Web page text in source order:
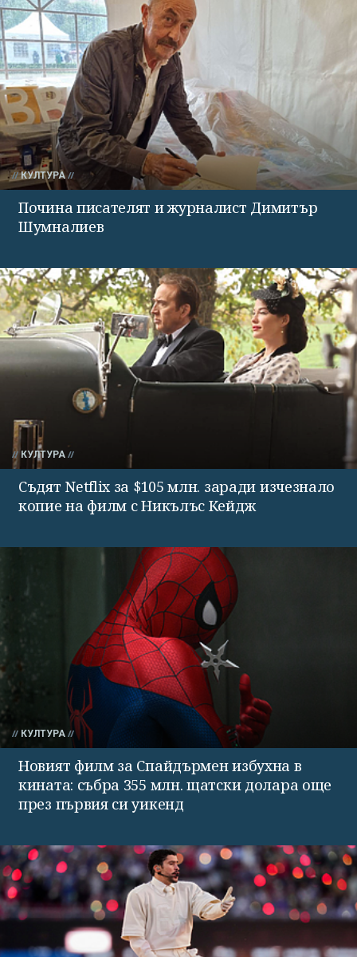
КУЛТУРА
Почина писателят и журналист Димитър
Шумналиев
КУЛТУРА
Съдят Netflix за $105 млн. заради изчезнало
копие на филм с Никълъс Кейдж
КУЛТУРА
Новият филм за Спайдърмен избухна в
кината: събра 355 млн. щатски долара още
през първия си уикенд